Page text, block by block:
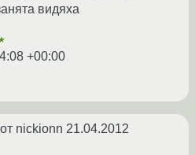
видяха
+00:00
от nickionn 21.04.2012